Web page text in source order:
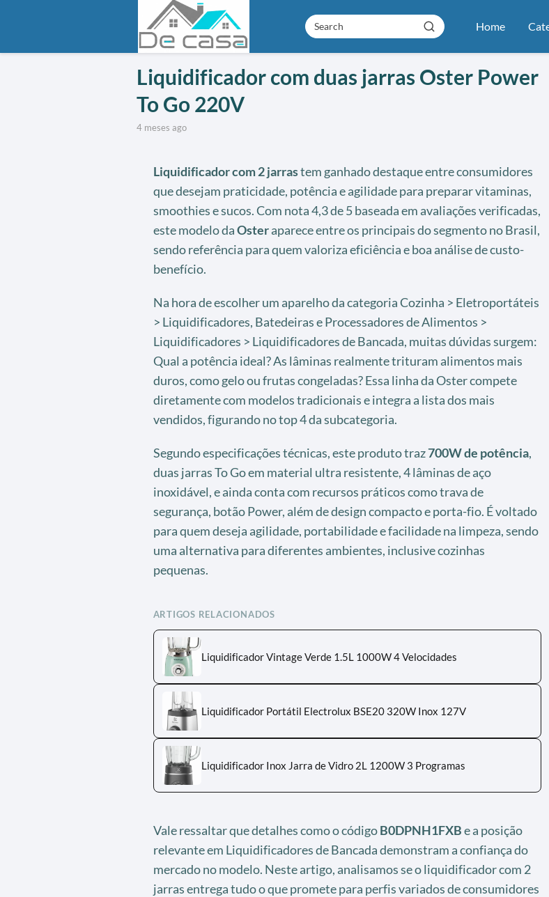
Home
Liquidificador com duas jarras Oster Power
To Go 220V
4 meses ago
Liquidificador com 2 jarrastem ganhado destaque entre consumidores
que desejam praticidade, potência e agilidade para preparar vitaminas,
smoothies e sucos. Com nota 4,3 de 5 baseada em avaliações verificadas,
este modelo daOsteraparece entre os principais do segmento no Brasil,
sendo referência para quem valoriza eficiência e boa análise de custo-
benefício.
Na hora de escolher um aparelho da categoria Cozinha > Eletroportáteis
> Liquidificadores, Batedeiras e Processadores de Alimentos >
Liquidificadores > Liquidificadores de Bancada, muitas dúvidas surgem:
Qual a potência ideal? As lâminas realmente trituram alimentos mais
duros, como gelo ou frutas congeladas? Essa linha da Oster compete
diretamente com modelos tradicionais e integra a lista dos mais
vendidos, figurando no top 4 da subcategoria.
Segundo especificações técnicas, este produto traz700W de potência,
duas jarras To Go em material ultra resistente, 4 lâminas de aço
inoxidável, e ainda conta com recursos práticos como trava de
segurança, botão Power, além de design compacto e porta-fio. É voltado
para quem deseja agilidade, portabilidade e facilidade na limpeza, sendo
uma alternativa para diferentes ambientes, inclusive cozinhas
pequenas.
ARTIGOS RELACIONADOS
Liquidificador Vintage Verde 1.5L 1000W 4 Velocidades
Liquidificador Portátil Electrolux BSE20 320W Inox 127V
Liquidificador Inox Jarra de Vidro 2L 1200W 3 Programas
Vale ressaltar que detalhes como o códigoB0DPNH1FXBe a posição
relevante em Liquidificadores de Bancada demonstram a confiança do
mercado no modelo. Neste artigo, analisamos se o liquidificador com 2
jarras entrega tudo o que promete para perfis variados de consumidores